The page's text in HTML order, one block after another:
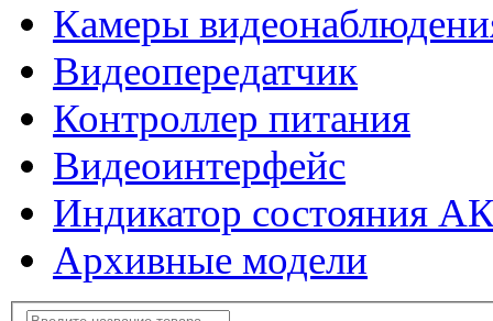
Камеры
Видеопередатчик
Контроллер питания
Видеоинтерфейс
Индикатор состояния
Архивные модели